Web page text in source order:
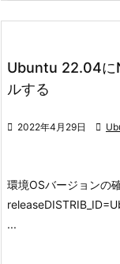
Ubuntu 22.04に
ルする
 2022年4月29日 
環境OSバージョンの
...